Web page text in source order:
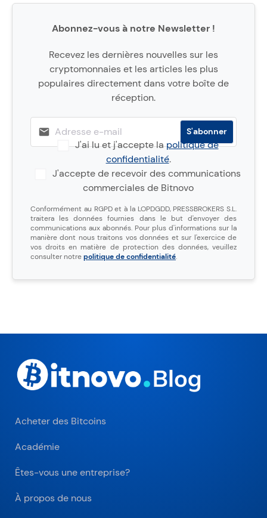
Abonnez-vous à notre Newsletter !
Recevez les dernières nouvelles sur les
cryptomonnaies et les articles les plus
populaires directement dans votre boîte de
réception.
J'ai lu et j'accepte lapolitique de
confidentialité.
J'accepte de recevoir des communications
commerciales de Bitnovo
Conformément au RGPD et à la LOPDGDD, PRESSBROKERS S.L.
traitera les données fournies dans le but d'envoyer des
communications aux abonnés. Pour plus d'informations sur la
manière dont nous traitons vos données et sur l'exercice de
vos droits en matière de protection des données, veuillez
consulter notrepolitique de confidentialité.
Acheter des Bitcoins
Académie
Êtes-vous une entreprise?
À propos de nous